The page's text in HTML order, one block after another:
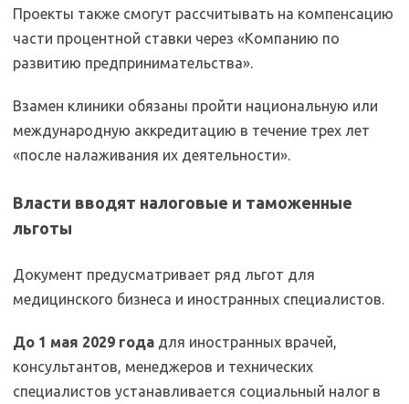
Проекты также смогут рассчитывать на компенсацию
части процентной ставки через «Компанию по
развитию предпринимательства».
Взамен клиники обязаны пройти национальную или
международную аккредитацию в течение трех лет
«после налаживания их деятельности».
Власти вводят налоговые и таможенные
льготы
Документ предусматривает ряд льгот для
медицинского бизнеса и иностранных специалистов.
До 1 мая 2029 года для иностранных врачей,
консультантов, менеджеров и технических
специалистов устанавливается социальный налог в